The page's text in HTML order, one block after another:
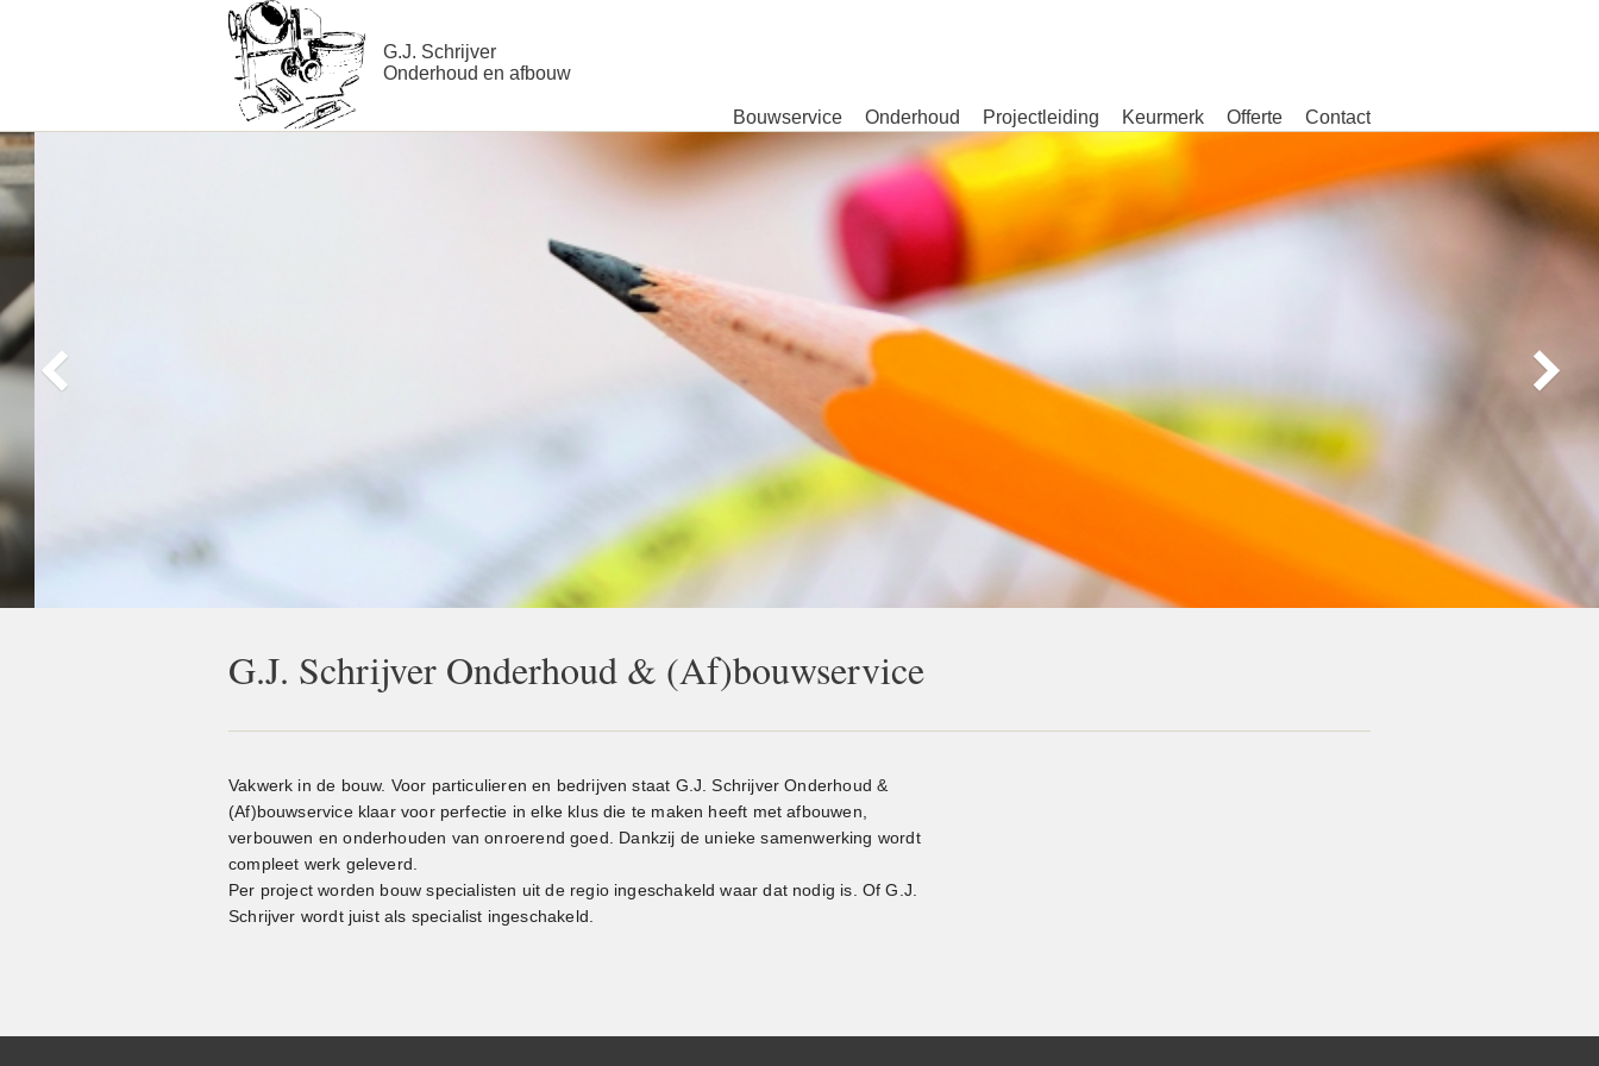
G.J. Schrijver
Onderhoud en afbouw
Bouwservice Onderhoud Projectleiding Keurmerk Offerte Contact
G.J. Schrijver Onderhoud & (Af)bouwservice
Vakwerk in de bouw. Voor particulieren en bedrijven staat G.J. Schrijver Onderhoud &
(Af)bouwservice klaar voor perfectie in elke klus die te maken heeft met afbouwen,
verbouwen en onderhouden van onroerend goed. Dankzij de unieke samenwerking wordt
compleet werk geleverd.
Per project worden bouw specialisten uit de regio ingeschakeld waar dat nodig is. Of G.J.
Schrijver wordt juist als specialist ingeschakeld.